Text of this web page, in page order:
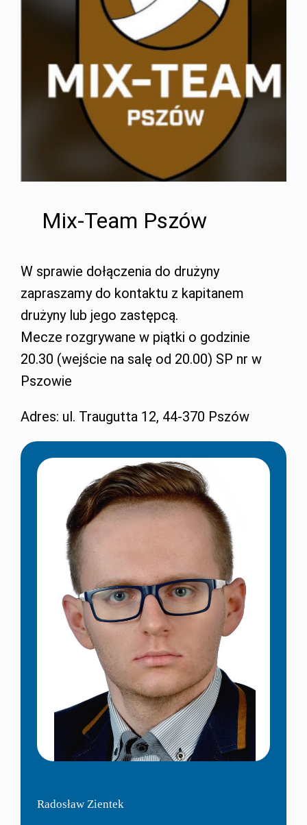
Mix-Team Pszów
W sprawie dołączenia do drużyny
zapraszamy do kontaktu z kapitanem
drużyny lub jego zastępcą.
Mecze rozgrywane w piątki o godzinie
20.30 (wejście na salę od 20.00) SP nr w
Pszowie
Adres: ul. Traugutta 12, 44-370 Pszów
Radosław Zientek